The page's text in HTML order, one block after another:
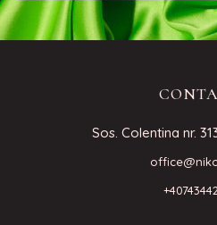
Sos. Colentina nr.